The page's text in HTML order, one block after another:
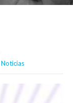
Noticias